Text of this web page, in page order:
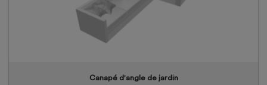
Canapé d'angle de jardin